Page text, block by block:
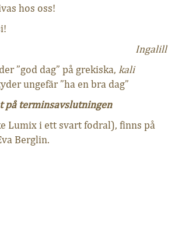
hos oss!
Ingalill
”god dag” på grekiska, kali
ungefär ”ha en bra dag”
på terminsavslutningen
Lumix i ett svart fodral), finns på
Berglin.